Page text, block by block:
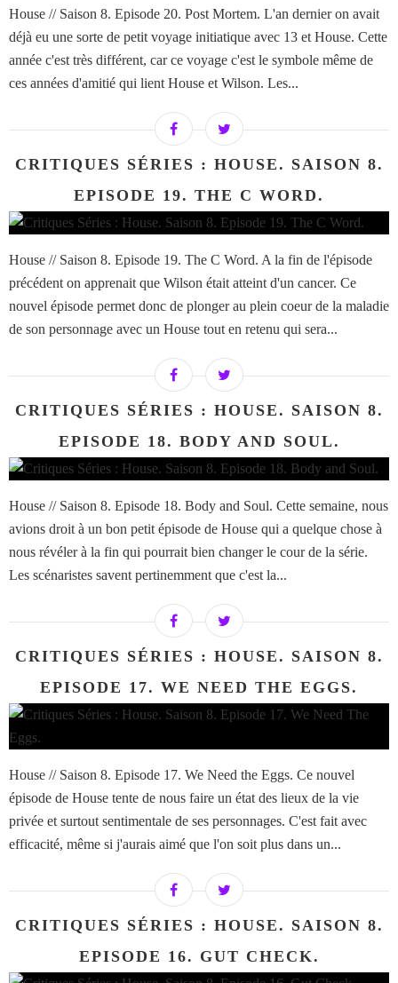
House // Saison 8. Episode 20. Post Mortem. L'an dernier on avait
déjà eu une sorte de petit voyage initiatique avec 13 et House. Cette
année c'est très différent, car ce voyage c'est le symbole même de
ces années d'amitié qui lient House et Wilson. Les...
CRITIQUES SÉRIES : HOUSE. SAISON 8.
EPISODE 19. THE C WORD.
House // Saison 8. Episode 19. The C Word. A la fin de l'épisode
précédent on apprenait que Wilson était atteint d'un cancer. Ce
nouvel épisode permet donc de plonger au plein coeur de la maladie
de son personnage avec un House tout en retenu qui sera...
CRITIQUES SÉRIES : HOUSE. SAISON 8.
EPISODE 18. BODY AND SOUL.
House // Saison 8. Episode 18. Body and Soul. Cette semaine, nous
avions droit à un bon petit épisode de House qui a quelque chose à
nous révéler à la fin qui pourrait bien changer le cour de la série.
Les scénaristes savent pertinemment que c'est la...
CRITIQUES SÉRIES : HOUSE. SAISON 8.
EPISODE 17. WE NEED THE EGGS.
House // Saison 8. Episode 17. We Need the Eggs. Ce nouvel
épisode de House tente de nous faire un état des lieux de la vie
privée et surtout sentimentale de ses personnages. C'est fait avec
efficacité, même si j'aurais aimé que l'on soit plus dans un...
CRITIQUES SÉRIES : HOUSE. SAISON 8.
EPISODE 16. GUT CHECK.